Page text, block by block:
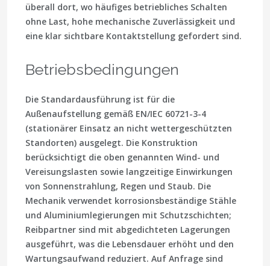
überall dort, wo häufiges betriebliches Schalten
ohne Last, hohe mechanische Zuverlässigkeit und
eine klar sichtbare Kontaktstellung gefordert sind.
Betriebsbedingungen
Die Standardausführung ist für die
Außenaufstellung gemäß EN/IEC 60721-3-4
(stationärer Einsatz an nicht wettergeschützten
Standorten) ausgelegt. Die Konstruktion
berücksichtigt die oben genannten Wind- und
Vereisungslasten sowie langzeitige Einwirkungen
von Sonnenstrahlung, Regen und Staub. Die
Mechanik verwendet korrosionsbeständige Stähle
und Aluminiumlegierungen mit Schutzschichten;
Reibpartner sind mit abgedichteten Lagerungen
ausgeführt, was die Lebensdauer erhöht und den
Wartungsaufwand reduziert. Auf Anfrage sind